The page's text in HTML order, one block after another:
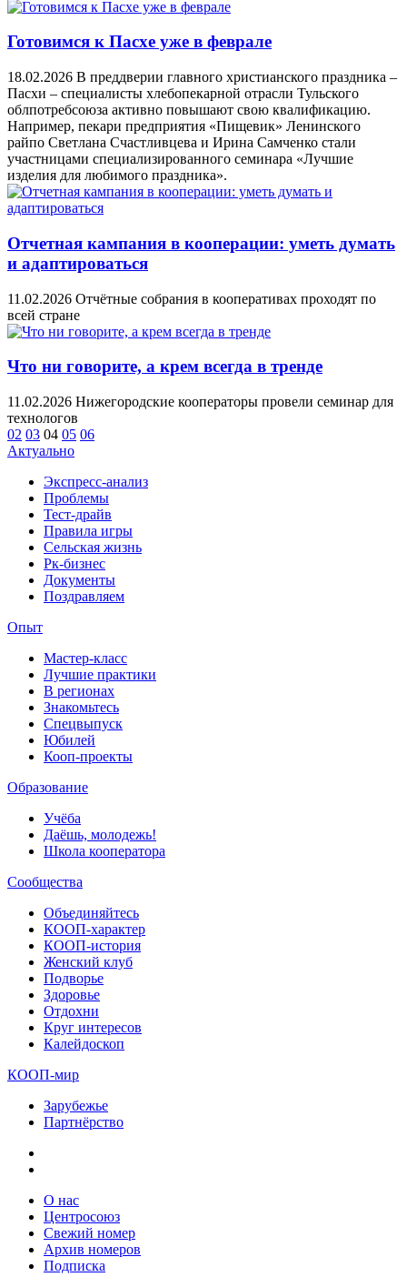
Готовимся к Пасхе уже в феврале
18.02.2026 В преддверии главного христианского праздника –
Пасхи – специалисты хлебопекарной отрасли Тульского
облпотребсоюза активно повышают свою квалификацию.
Например, пекари предприятия «Пищевик» Ленинского
райпо Светлана Счастливцева и Ирина Самченко стали
участницами специализированного семинара «Лучшие
изделия для любимого праздника».
Отчетная кампания в кооперации: уметь думать
и адаптироваться
11.02.2026 Отчётные собрания в кооперативах проходят по
всей стране
Что ни говорите, а крем всегда в тренде
11.02.2026 Нижегородские кооператоры провели семинар для
технологов
02 03 04 05 06
Актуально
Экспресс-анализ
Проблемы
Тест-драйв
Правила игры
Сельская жизнь
Рк-бизнес
Документы
Поздравляем
Опыт
Мастер-класс
Лучшие практики
В регионах
Знакомьтесь
Спецвыпуск
Юбилей
Кооп-проекты
Образование
Учёба
Даёшь, молодежь!
Школа кооператора
Сообщества
Объединяйтесь
КООП-характер
КООП-история
Женский клуб
Подворье
Здоровье
Отдохни
Круг интересов
Калейдоскоп
КООП-мир
Зарубежье
Партнёрство
О нас
Центросоюз
Свежий номер
Архив номеров
Подписка